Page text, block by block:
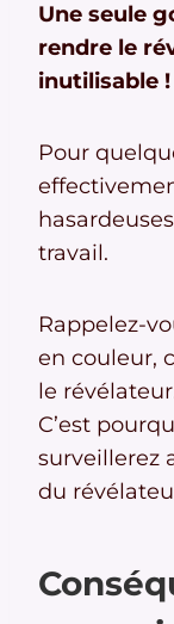
Une seule
rendre le
inutilisable !
Pour
travail.
Rappelez-
en couleur,
le
C’est
surveillerez
du